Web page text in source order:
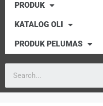
PRODUK
KATALOG OLI
PRODUK PELUMAS